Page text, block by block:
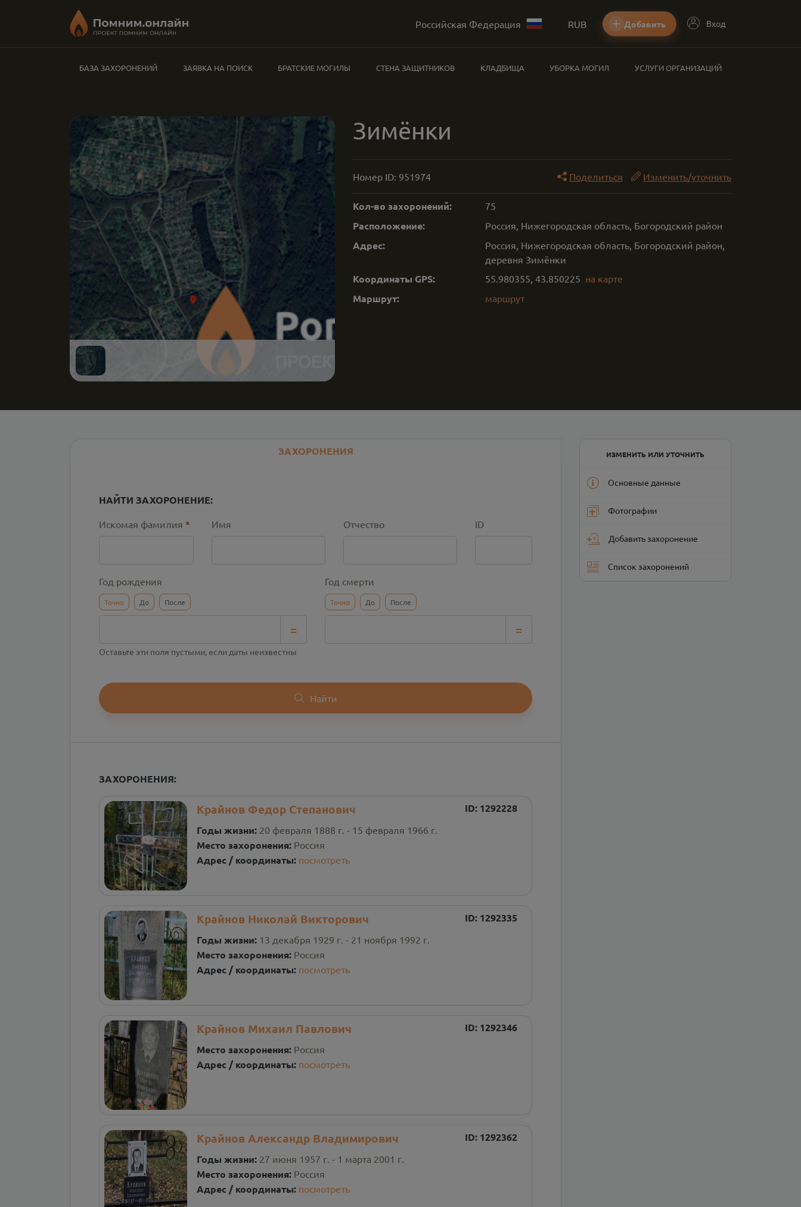
Российская Федерация RUB Добавить Вход
БАЗА ЗАХОРОНЕНИЙ ЗАЯВКА НА ПОИСК БРАТСКИЕ МОГИЛЫ СТЕНА ЗАЩИТНИКОВ КЛАДБИЩА УБОРКА МОГИЛ УСЛУГИ ОРГАНИЗАЦИЙ
Зимёнки
Номер ID: 951974 Поделиться Изменить/уточнить
Кол-во захоронений: 75
Расположение: Россия, Нижегородская область, Богородский район
Адрес:
Россия, Нижегородская область, Богородский район,
деревня Зимёнки
Координаты GPS: 55.980355, 43.850225 на карте
Маршрут: маршрут
ЗАХОРОНЕНИЯ
НАЙТИ ЗАХОРОНЕНИЕ:
Искомая фамилия * Имя Отчество ID
Год рождения
Точно До После
=
Год смерти
Точно До После
=
Оставьте эти поля пустыми, если даты неизвестны
Найти
ЗАХОРОНЕНИЯ:
Крайнов Федор Степанович ID: 1292228
Годы жизни: 20 февраля 1888 г. - 15 февраля 1966 г.
Место захоронения: Россия
Адрес / координаты: посмотреть
Крайнов Николай Викторович ID: 1292335
Годы жизни: 13 декабря 1929 г. - 21 ноября 1992 г.
Место захоронения: Россия
Адрес / координаты: посмотреть
Крайнов Михаил Павлович ID: 1292346
Место захоронения: Россия
Адрес / координаты: посмотреть
Крайнов Александр Владимирович ID: 1292362
Годы жизни: 27 июня 1957 г. - 1 марта 2001 г.
Место захоронения: Россия
Адрес / координаты: посмотреть
ИЗМЕНИТЬ ИЛИ УТОЧНИТЬ
Основные данные
Фотографии
Добавить захоронение
Список захоронений